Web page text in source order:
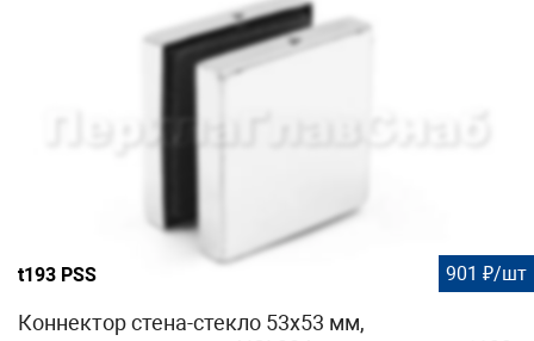
t193 PSS 901 ₽/шт
Коннектор стена-стекло 53х53 мм,